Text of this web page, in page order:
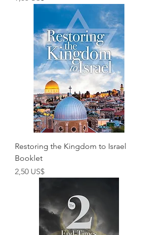
Restoring the Kingdom to Israel
Booklet
Preço
2,50 US$